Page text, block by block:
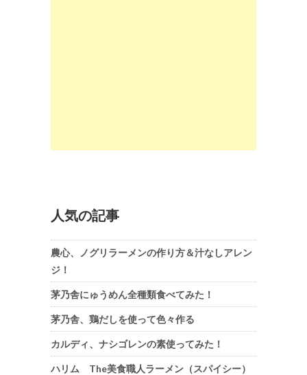
人気の記事
農心、ノグリラーメンの作り方＆汁なしアレン
ジ！
茅乃舎にゅうめん全種類食べてみた！
茅乃舎、鶏だしを使って色々作る
カルディ、ナシゴレンの素使ってみた！
ハリム The美食職人ラーメン（スパイシー）